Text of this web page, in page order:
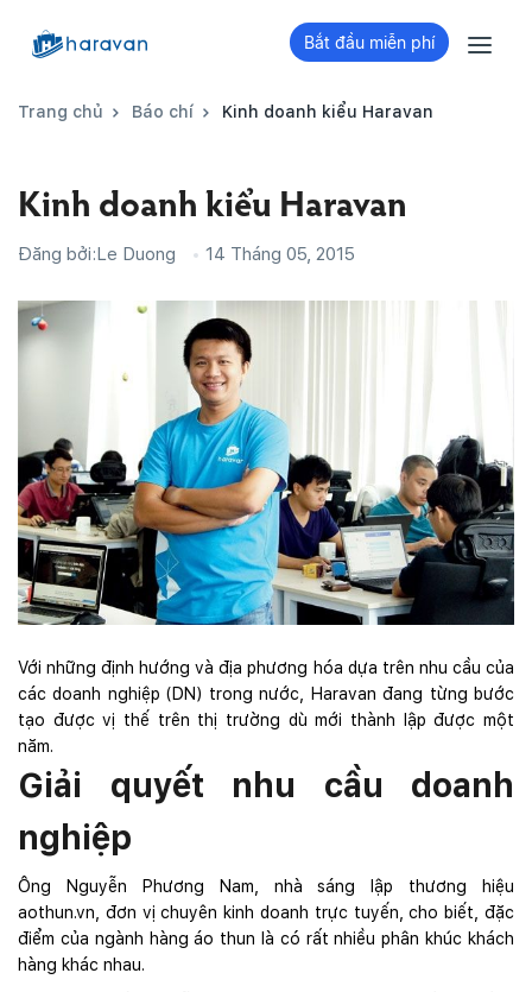
Bắt đầu miễn phí
Trang chủ Báo chí Kinh doanh kiểu Haravan
Kinh doanh kiểu Haravan
Đăng bởi:Le Duong 14 Tháng 05, 2015
Với những định hướng và địa phương hóa dựa trên nhu cầu của
các doanh nghiệp (DN) trong nước, Haravan đang từng bước
tạo được vị thế trên thị trường dù mới thành lập được một
năm.
Giải quyết nhu cầu doanh
nghiệp
Ông Nguyễn Phương Nam, nhà sáng lập thương hiệu
aothun.vn, đơn vị chuyên kinh doanh trực tuyến, cho biết, đặc
điểm của ngành hàng áo thun là có rất nhiều phân khúc khách
hàng khác nhau.